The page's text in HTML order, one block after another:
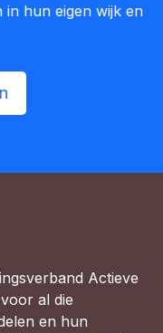
in hun eigen wijk en
Actieve
al die
en hun